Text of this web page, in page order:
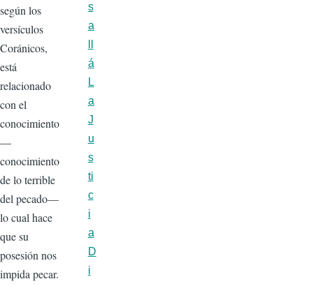
según los
versículos
Coránicos,
está
relacionado
con el
conocimiento
—
conocimiento
de lo terrible
del pecado—
lo cual hace
que su
posesión nos
impida pecar.
s
a
á
L
a
J
u
s
ti
c
i
a
D
i